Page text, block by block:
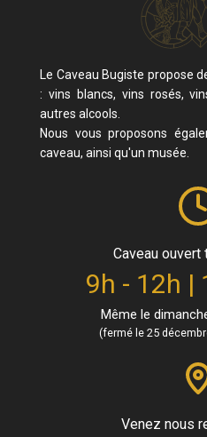
Le Caveau Bugiste propose
: vins blancs, vins rosés,
autres alcools.
Nous vous proposons
caveau, ainsi qu'un musée.
Caveau ouvert
9h - 12h |
Même le
(fermé le 25
Venez nous